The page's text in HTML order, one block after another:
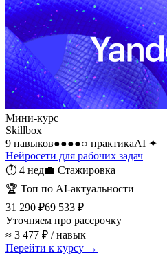
Мини-курс
Skillbox
9 навыков●●●●○ практикаAI ✦
Нейросети для рабочих задач
⏱ 4 нед💼 Стажировка
🏆 Топ по AI-актуальности
31 290 ₽69 533 ₽
Уточняем про рассрочку
≈ 3 477 ₽ / навык
Перейти к курсу →